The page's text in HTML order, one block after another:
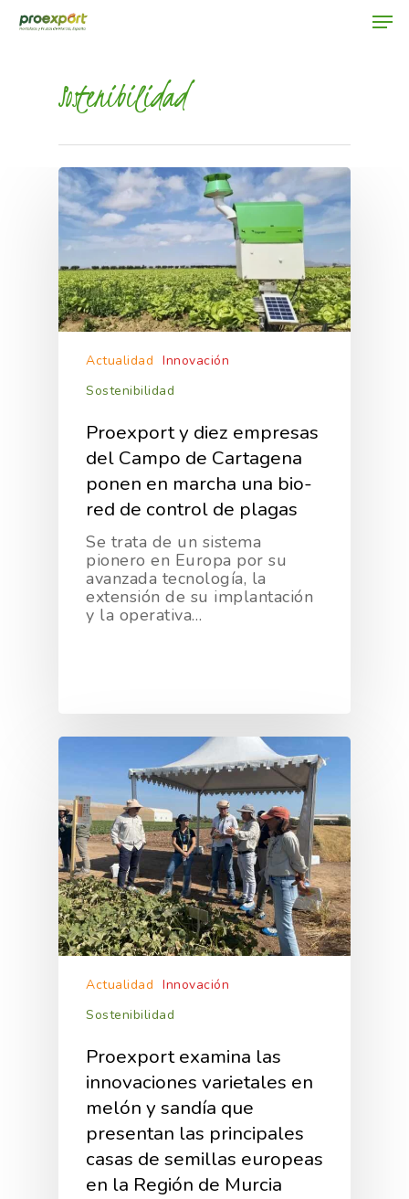
Sostenibilidad
Actualidad Innovación
Sostenibilidad
Proexport y diez empresas
del Campo de Cartagena
ponen en marcha una bio-
red de control de plagas
Se trata de un sistema
pionero en Europa por su
avanzada tecnología, la
extensión de su implantación
y la operativa…
Actualidad Innovación
Sostenibilidad
Proexport examina las
innovaciones varietales en
melón y sandía que
presentan las principales
casas de semillas europeas
en la Región de Murcia